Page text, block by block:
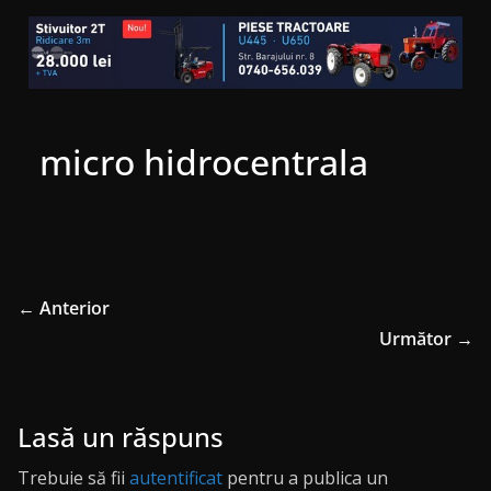
micro hidrocentrala
← Anterior
Următor →
Lasă un răspuns
Trebuie să fii autentificat pentru a publica un